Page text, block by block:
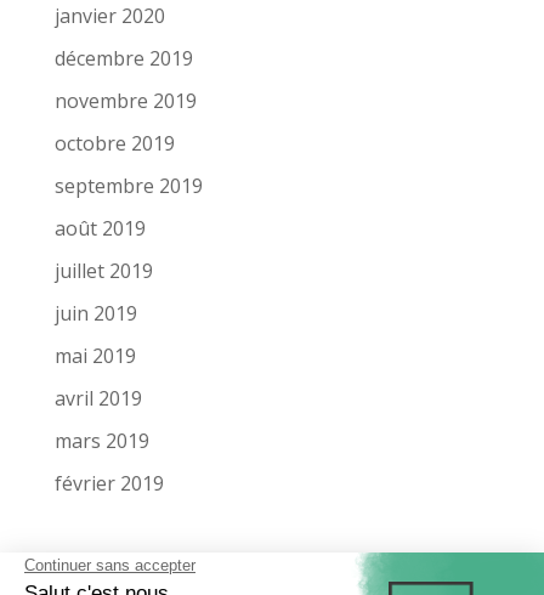
janvier 2020
décembre 2019
novembre 2019
octobre 2019
septembre 2019
août 2019
juillet 2019
juin 2019
mai 2019
avril 2019
mars 2019
février 2019